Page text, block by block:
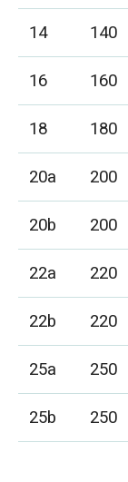
14
140
16
160
18
180
20a
200
20b
200
22a
220
22b
220
25a
250
25b
250